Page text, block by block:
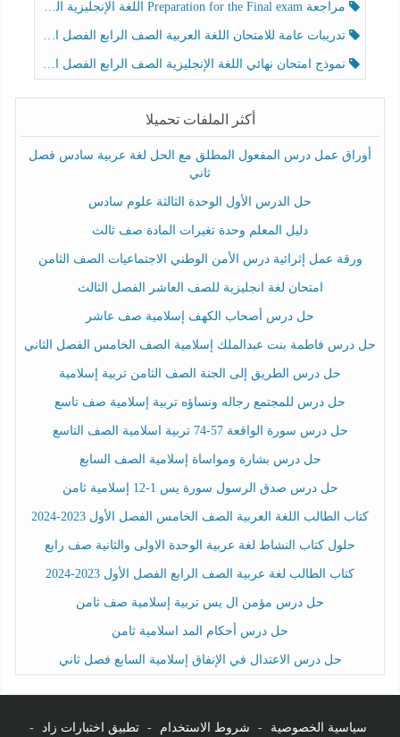
مراجعة Preparation for the Final exam اللغة الإنجليزية الصف الرابع الفصل الثالث
تدريبات عامة للامتحان اللغة العربية الصف الرابع الفصل الثالث
نموذج امتحان نهائي اللغة الإنجليزية الصف الرابع الفصل الثالث
أكثر الملفات تحميلا
أوراق عمل درس المفعول المطلق مع الحل لغة عربية سادس فصل
ثاني
حل الدرس الأول الوحدة الثالثة علوم سادس
دليل المعلم وحدة تغيرات المادة صف ثالث
ورقة عمل إثرائية درس الأمن الوطني الاجتماعيات الصف الثامن
امتحان لغة انجليزية للصف العاشر الفصل الثالث
حل درس أصحاب الكهف إسلامية صف عاشر
حل درس فاطمة بنت عبدالملك إسلامية الصف الخامس الفصل الثاني
حل درس الطريق إلى الجنة الصف الثامن تربية إسلامية
حل درس للمجتمع رجاله ونساؤه تربية إسلامية صف تاسع
حل درس سورة الواقعة 57-74 تربية اسلامية الصف التاسع
حل درس بشارة ومواساة إسلامية الصف السابع
حل درس صدق الرسول سورة يس 1-12 إسلامية ثامن
كتاب الطالب اللغة العربية الصف الخامس الفصل الأول 2023-2024
حلول كتاب النشاط لغة عربية الوحدة الاولى والثانية صف رابع
كتاب الطالب لغة عربية الصف الرابع الفصل الأول 2023-2024
حل درس مؤمن ال يس تربية إسلامية صف ثامن
حل درس أحكام المد اسلامية ثامن
حل درس الاعتدال في الإنفاق إسلامية السابع فصل ثاني
سياسية الخصوصية - شروط الاستخدام - تطبيق اختبارات زاد -